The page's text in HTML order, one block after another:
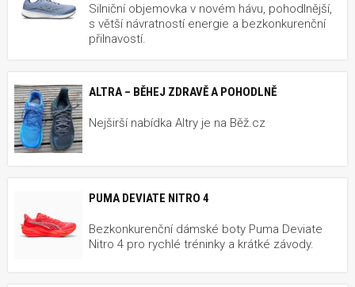
Silniční objemovka v novém hávu, pohodlnější,
s větší návratností energie a bezkonkurenční
přilnavostí.
ALTRA – BĚHEJ ZDRAVĚ A POHODLNĚ
Nejširší nabídka Altry je na Běž.cz
PUMA DEVIATE NITRO 4
Bezkonkurenční dámské boty Puma Deviate
Nitro 4 pro rychlé tréninky a krátké závody.